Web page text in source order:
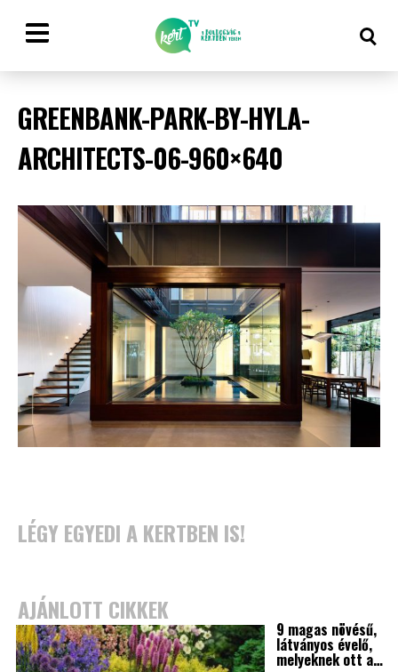
GREENBANK-PARK-BY-HYLA-
ARCHITECTS-06-960×640
LÉGY EGYEDI A KERTBEN IS!
AJÁNLOTT CIKKEK
9 magas növésű,
látványos évelő,
melyeknek ott a…